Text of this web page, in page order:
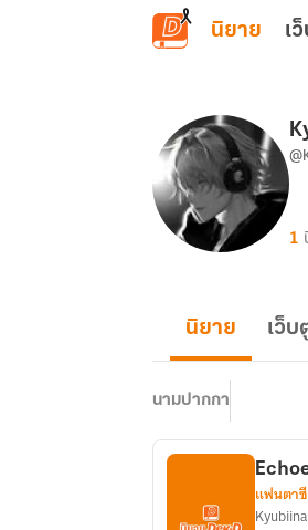
ข้ามไปยังเนื้อหาหลัก
นิยาย เ
1
นิยาย เว็บ
นามปากกา
แฟนตาซี